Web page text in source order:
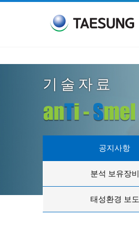
기술자료
공지사항
분석 보유장비
태성환경 보도